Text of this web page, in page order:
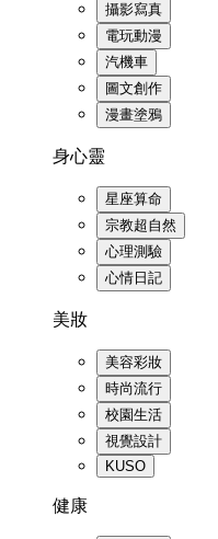
攝影寫真
電玩動漫
汽機車
圖文創作
漫畫塗鴉
身心靈
星座算命
宗教超自然
心理測驗
心情日記
美妝
美容彩妝
時尚流行
校園生活
視覺設計
KUSO
健康